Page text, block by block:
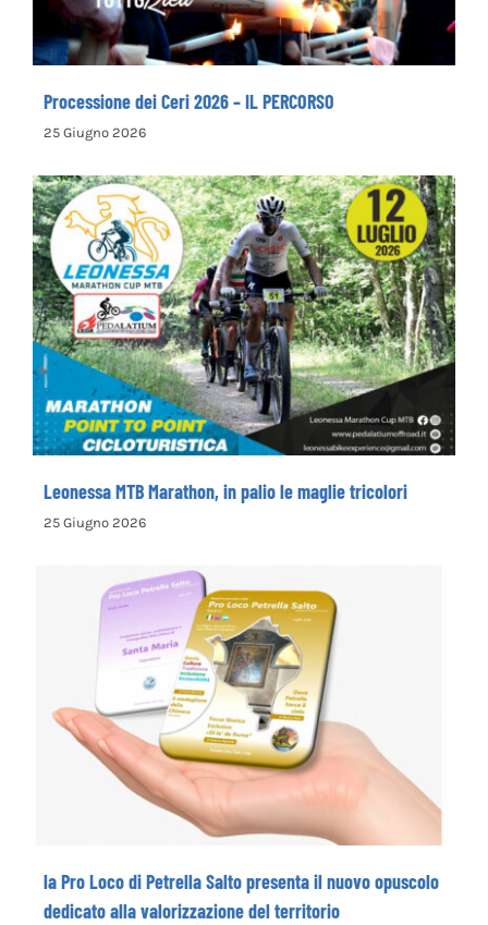
Processione dei Ceri 2026 – IL PERCORSO
25 Giugno 2026
Leonessa MTB Marathon, in palio le maglie
tricolori
Leonessa MTB Marathon, in palio le maglie tricolori
25 Giugno 2026
la Pro Loco di Petrella Salto presenta il
nuovo opuscolo dedicato alla
valorizzazione del territorio
la Pro Loco di Petrella Salto presenta il nuovo opuscolo
dedicato alla valorizzazione del territorio